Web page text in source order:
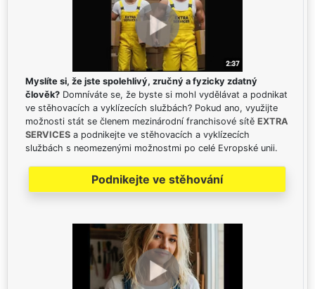
Myslíte si, že jste spolehlivý, zručný a fyzicky zdatný
člověk? Domníváte se, že byste si mohl vydělávat a podnikat
ve stěhovacích a vyklízecích službách? Pokud ano, využijte
možnosti stát se členem mezinárodní franchisové sítě EXTRA
SERVICES a podnikejte ve stěhovacích a vyklízecích
službách s neomezenými možnostmi po celé Evropské unii.
Podnikejte ve stěhování